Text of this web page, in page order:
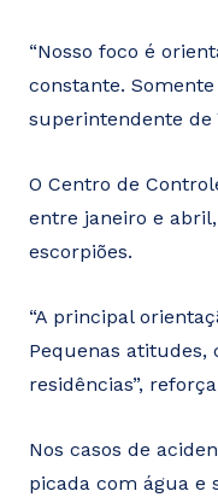
“Nosso foco é
constante.
superintendente de
O Centro de
entre janeiro e
escorpiões.
“A principal
Pequenas atitudes,
residências”,
Nos casos de
picada com água e